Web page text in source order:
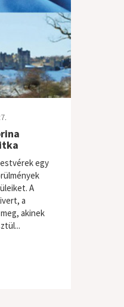
egy
A
a
akinek